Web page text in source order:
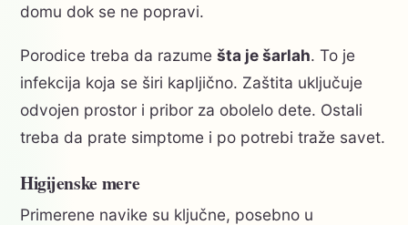
domu dok se ne popravi.
Porodice treba da razume šta je šarlah. To je
infekcija koja se širi kapljično. Zaštita uključuje
odvojen prostor i pribor za obolelo dete. Ostali
treba da prate simptome i po potrebi traže savet.
Higijenske mere
Primerene navike su ključne, posebno u